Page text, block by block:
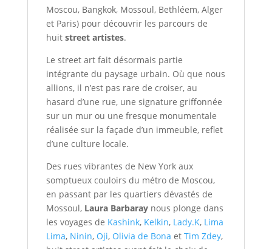
Moscou, Bangkok, Mossoul, Bethléem, Alger
et Paris) pour découvrir les parcours de
huit street artistes.
Le street art fait désormais partie
intégrante du paysage urbain. Où que nous
allions, il n’est pas rare de croiser, au
hasard d’une rue, une signature griffonnée
sur un mur ou une fresque monumentale
réalisée sur la façade d’un immeuble, reflet
d’une culture locale.
Des rues vibrantes de New York aux
somptueux couloirs du métro de Moscou,
en passant par les quartiers dévastés de
Mossoul, Laura Barbaraynous plonge dans
les voyages de Kashink, Kelkin, Lady.K, Lima
Lima, Ninin, Oji, Olivia de Bona et Tim Zdey,